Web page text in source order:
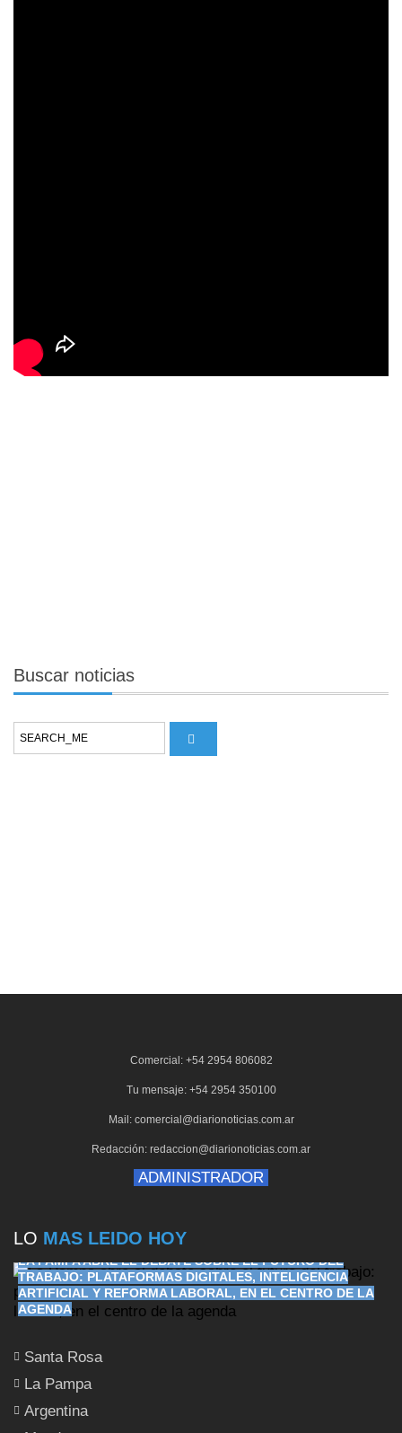
Buscar noticias
Comercial: +54 2954 806082
Tu mensaje: +54 2954 350100
Mail: comercial@diarionoticias.com.ar
Redacción: redaccion@diarionoticias.com.ar
ADMINISTRADOR
LO MAS LEIDO HOY
LA PAMPA ABRE EL DEBATE SOBRE EL FUTURO DEL
TRABAJO: PLATAFORMAS DIGITALES, INTELIGENCIA
ARTIFICIAL Y REFORMA LABORAL, EN EL CENTRO DE LA
AGENDA
Santa Rosa
La Pampa
Argentina